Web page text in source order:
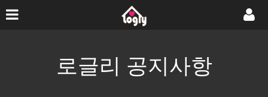
로글리 공지사항